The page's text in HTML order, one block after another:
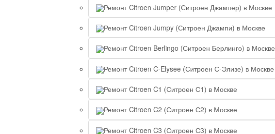
Ремонт Citroen Jumper (Ситроен Джампер) в Москве
Ремонт Citroen Jumpy (Ситроен Джампи) в Москве
Ремонт Citroen Berlingo (Ситроен Берлинго) в Москве
Ремонт Citroen C-Elysee (Ситроен С-Элизе) в Москве
Ремонт Citroen C1 (Ситроен С1) в Москве
Ремонт Citroen C2 (Ситроен С2) в Москве
Ремонт Citroen C3 (Ситроен С3) в Москве